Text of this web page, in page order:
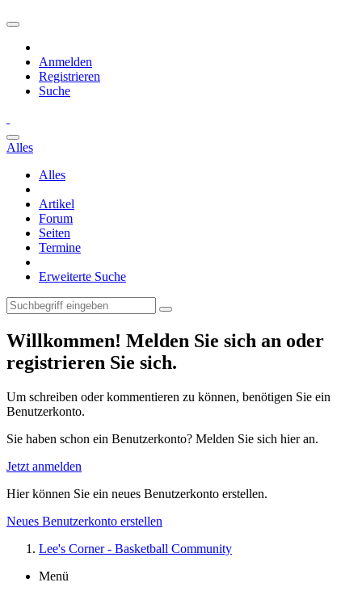
Anmelden
Registrieren
Suche
Alles
Alles
Artikel
Forum
Seiten
Termine
Erweiterte Suche
Willkommen! Melden Sie sich an oder
registrieren Sie sich.
Um schreiben oder kommentieren zu können, benötigen Sie ein
Benutzerkonto.
Sie haben schon ein Benutzerkonto? Melden Sie sich hier an.
Jetzt anmelden
Hier können Sie ein neues Benutzerkonto erstellen.
Neues Benutzerkonto erstellen
Lee's Corner - Basketball Community
Menü